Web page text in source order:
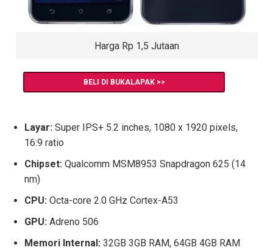
Harga Rp 1,5 Jutaan
BELI DI BUKALAPAK >>
Layar: Super IPS+ 5.2 inches, 1080 x 1920 pixels,
16:9 ratio
Chipset: Qualcomm MSM8953 Snapdragon 625 (14
nm)
CPU: Octa-core 2.0 GHz Cortex-A53
GPU: Adreno 506
Memori Internal: 32GB 3GB RAM, 64GB 4GB RAM